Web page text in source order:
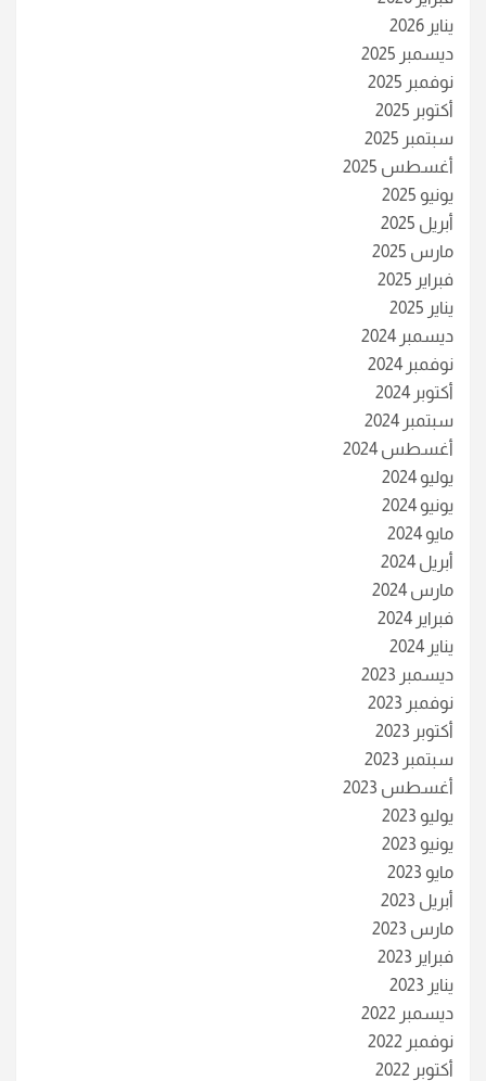
يناير 2026
ديسمبر 2025
نوفمبر 2025
أكتوبر 2025
سبتمبر 2025
أغسطس 2025
يونيو 2025
أبريل 2025
مارس 2025
فبراير 2025
يناير 2025
ديسمبر 2024
نوفمبر 2024
أكتوبر 2024
سبتمبر 2024
أغسطس 2024
يوليو 2024
يونيو 2024
مايو 2024
أبريل 2024
مارس 2024
فبراير 2024
يناير 2024
ديسمبر 2023
نوفمبر 2023
أكتوبر 2023
سبتمبر 2023
أغسطس 2023
يوليو 2023
يونيو 2023
مايو 2023
أبريل 2023
مارس 2023
فبراير 2023
يناير 2023
ديسمبر 2022
نوفمبر 2022
أكتوبر 2022